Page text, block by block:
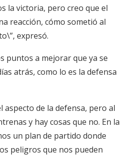
la victoria, pero creo que el
reacción, cómo sometió al
expresó.
puntos a mejorar que ya se
atrás, como lo es la defensa
aspecto de la defensa, pero al
y hay cosas que no. En la
un plan de partido donde
peligros que nos pueden